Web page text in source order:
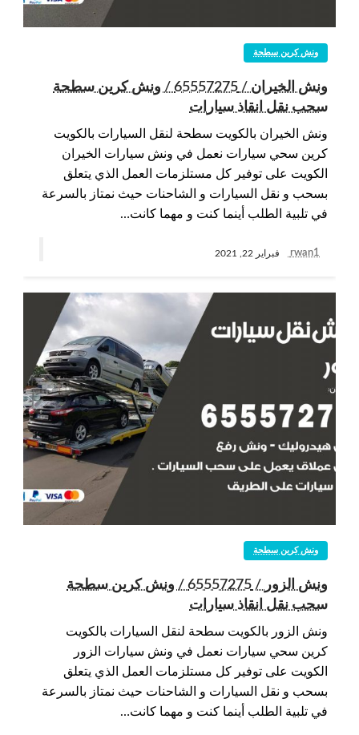
ونش كرين سطحة
ونش الخيران / 65557275 / ونش كرين سطحة
سحب نقل انقاذ سيارات
ونش الخيران بالكويت سطحة لنقل السيارات بالكويت
كرين سحي سيارات نعمل في ونش سيارات الخيران
الكويت على توفير كل مستلزمات العمل الذي يتعلق
بسحب و نقل السيارات و الشاحنات حيث نمتاز بالسرعة
في تلبية الطلب أينما كنت و مهما كانت…
rwan1 فبراير 22, 2021
ونش كرين سطحة
ونش الزور / 65557275 / ونش كرين سطحة
سحب نقل انقاذ سيارات
ونش الزور بالكويت سطحة لنقل السيارات بالكويت
كرين سحي سيارات نعمل في ونش سيارات الزور
الكويت على توفير كل مستلزمات العمل الذي يتعلق
بسحب و نقل السيارات و الشاحنات حيث نمتاز بالسرعة
في تلبية الطلب أينما كنت و مهما كانت…